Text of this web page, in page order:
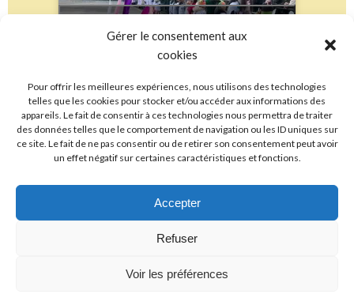
Gérer le consentement aux
cookies
Pour offrir les meilleures expériences, nous utilisons des technologies
telles que les cookies pour stocker et/ou accéder aux informations des
appareils. Le fait de consentir à ces technologies nous permettra de traiter
des données telles que le comportement de navigation ou les ID uniques sur
ce site. Le fait de ne pas consentir ou de retirer son consentement peut avoir
un effet négatif sur certaines caractéristiques et fonctions.
Accepter
Refuser
Voir les préférences
marketing et activer ce contenu
© 2026 Ecoles Primaires Sainte-Marie La Louvière. Created